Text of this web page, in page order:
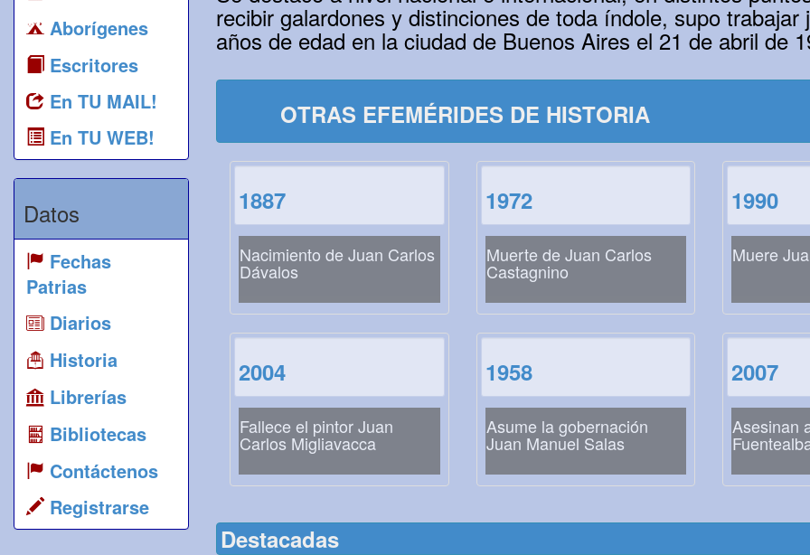
Aborígenes
Escritores
En TU MAIL!
En TU WEB!
Datos
Fechas
Patrias
Diarios
Historia
Librerías
Bibliotecas
Contáctenos
Registrarse
recibir galardones y distinciones de toda índole, supo
años de edad en la ciudad de Buenos Aires el 21 de abril de
OTRAS EFEMÉRIDES DE HISTORIA
1887
Nacimiento de Juan Carlos
Dávalos
1972
Muerte de Juan Carlos
Castagnino
1990
Muere
2004
Fallece el pintor Juan
Carlos Migliavacca
1958
Asume la gobernación
Juan Manuel Salas
2007
Asesinan
Destacadas